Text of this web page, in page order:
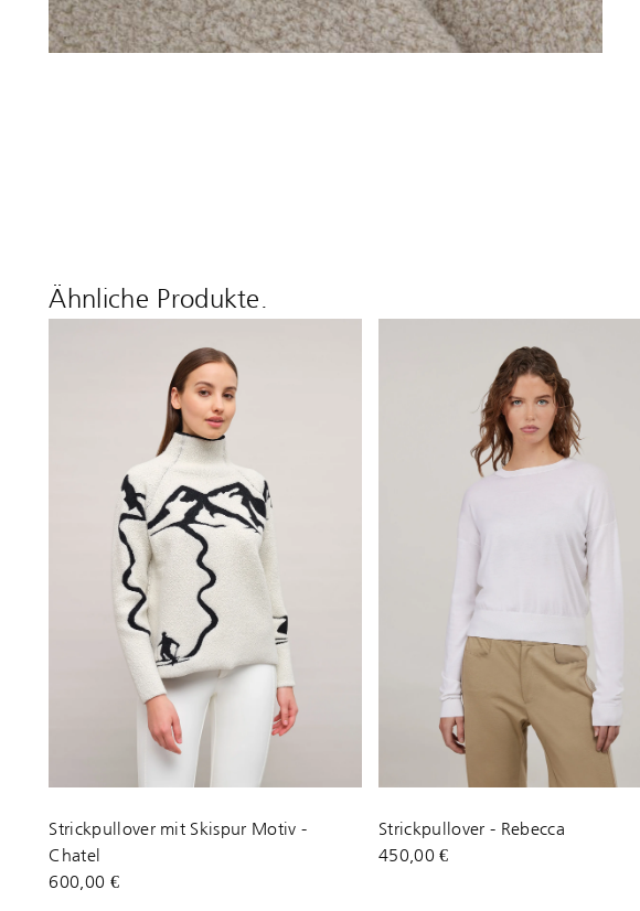
Ähnliche Produkte.
Strickpullover mit Skispur Motiv -
Chatel
600,00 €
Strickpullover - Rebecca
450,00 €